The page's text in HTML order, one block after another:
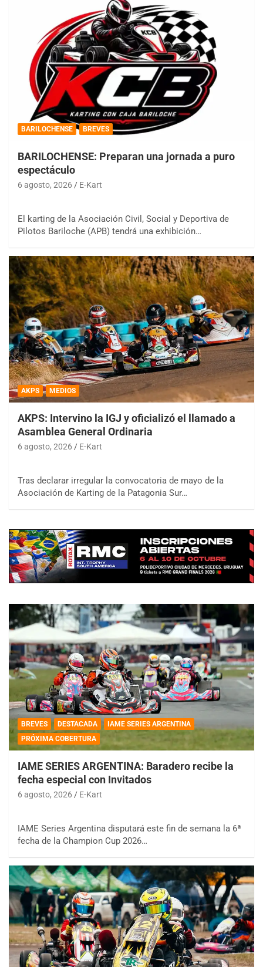
BARILOCHENSE BREVES
BARILOCHENSE: Preparan una jornada a puro
espectáculo
6 agosto, 2026 E-Kart
El karting de la Asociación Civil, Social y Deportiva de
Pilotos Bariloche (APB) tendrá una exhibición…
AKPS MEDIOS
AKPS: Intervino la IGJ y oficializó el llamado a
Asamblea General Ordinaria
6 agosto, 2026 E-Kart
Tras declarar irregular la convocatoria de mayo de la
Asociación de Karting de la Patagonia Sur…
BREVES DESTACADA
IAME SERIES ARGENTINA
PRÓXIMA COBERTURA
IAME SERIES ARGENTINA: Baradero recibe la
fecha especial con Invitados
6 agosto, 2026 E-Kart
IAME Series Argentina disputará este fin de semana la 6ª
fecha de la Champion Cup 2026…